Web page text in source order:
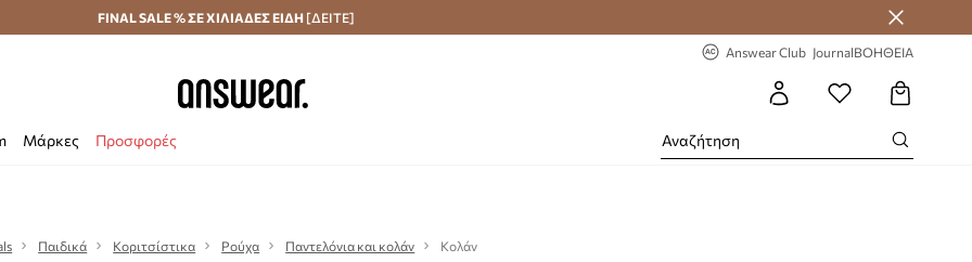
Αποστολή σε 24 ώρες Εξοικονομήστε με το Answear Club
FINAL SALE % ΣΕ ΧΙΛΙΑΔΕΣ ΕΙΔΗ [ΔΕΙΤΕ]
Answear Club JournalΒΟΗΘΕΙΑ
Μάρκες Προσφορές
Παιδικά Κοριτσίστικα Ρούχα Παντελόνια και κολάν Κολάν